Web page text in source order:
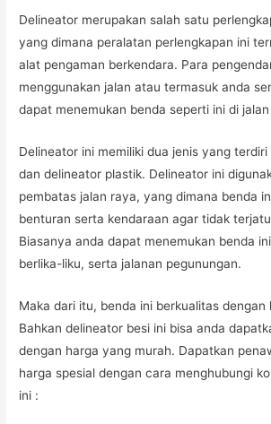
Delineator merupakan salah satu
yang dimana peralatan perlengkapan ini
alat pengaman berkendara. Para
menggunakan jalan atau termasuk anda
dapat menemukan benda seperti ini di
Delineator ini memiliki dua jenis yang
dan delineator plastik. Delineator ini
pembatas jalan raya, yang dimana benda
benturan serta kendaraan agar tidak
Biasanya anda dapat menemukan benda
berlika-liku, serta jalanan pegunungan.
Maka dari itu, benda ini berkualitas dengan
Bahkan delineator besi ini bisa anda
dengan harga yang murah. Dapatkan
harga spesial dengan cara menghubungi
ini :